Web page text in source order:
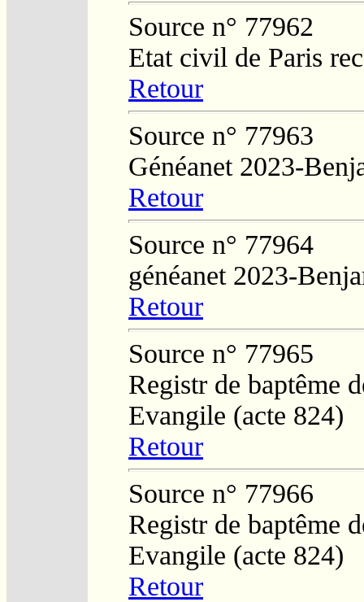
Source n° 77962
Etat civil de Paris
Retour
Source n° 77963
Généanet 2023-
Retour
Source n° 77964
généanet 2023-
Retour
Source n° 77965
Registr de baptême
Evangile (acte 824)
Retour
Source n° 77966
Registr de baptême
Evangile (acte 824)
Retour